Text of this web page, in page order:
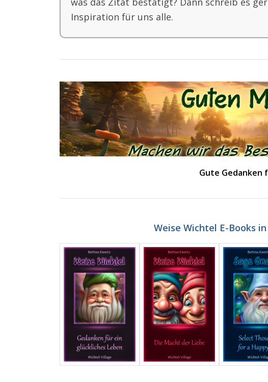
Inspiration für uns alle.
Gute Gedanken
Weise Wichtel E-Books